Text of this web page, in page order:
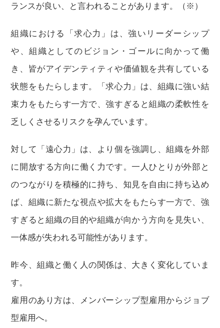
ランスが良い、と言われることがあります。（※）
組織における「求心力」は、強いリーダーシップ
や、組織としてのビジョン・ゴールに向かって働
き、皆がアイデンティティや価値観を共有している
状態をもたらします。「求心力」は、組織に強い結
束力をもたらす一方で、強すぎると組織の柔軟性を
乏しくさせるリスクを孕んでいます。
対して「遠心力」は、より個を強調し、組織を外部
に開放する方向に働く力です。一人ひとりが外部と
のつながりを積極的に持ち、知見を自由に持ち込め
ば、組織に新たな視点や拡大をもたらす一方で、強
すぎると組織の目的や組織が向かう方向を見失い、
一体感が失われる可能性があります。
昨今、組織と働く人の関係は、大きく変化していま
す。
雇用のあり方は、メンバーシップ型雇用からジョブ
型雇用へ。